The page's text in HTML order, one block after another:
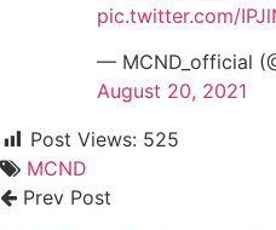
pic.twitter.com/
— MCND_official
August 20, 2021
Post Views: 525
MCND
Prev Post